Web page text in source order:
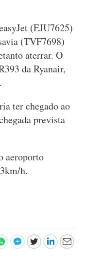
(EJU7625)
(TVF7698)
aterrar. O
da Ryanair,
ter chegado ao
prevista
aeroporto
h.